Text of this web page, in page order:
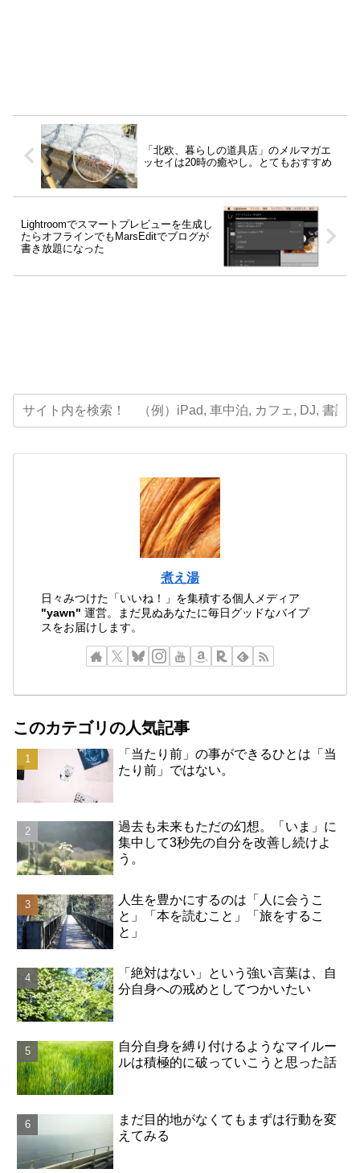
「北欧、暮らしの道具店」のメルマガエ
ッセイは20時の癒やし。とてもおすすめ
Lightroomでスマートプレビューを生成し
たらオフラインでもMarsEditでブログが
書き放題になった
煮え湯
日々みつけた「いいね！」を集積する個人メディア
"yawn" 運営。まだ見ぬあなたに毎日グッドなバイブ
スをお届けします。
このカテゴリの人気記事
「当たり前」の事ができるひとは「当
たり前」ではない。
過去も未来もただの幻想。「いま」に
集中して3秒先の自分を改善し続けよ
う。
人生を豊かにするのは「人に会うこ
と」「本を読むこと」「旅をするこ
と」
「絶対はない」という強い言葉は、自
分自身への戒めとしてつかいたい
自分自身を縛り付けるようなマイルー
ルは積極的に破っていこうと思った話
まだ目的地がなくてもまずは行動を変
えてみる